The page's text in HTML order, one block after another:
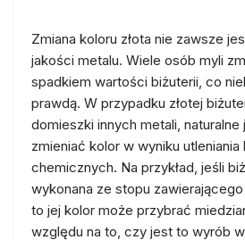
Zmiana koloru złota nie zawsze
jakości metalu. Wiele osób myli
spadkiem wartości biżuterii, co
prawdą. W przypadku złotej
domieszki innych metali,
zmieniać kolor w wyniku utleniania
chemicznych. Na przykład, jeśli
wykonana ze stopu
to jej kolor może przybrać
względu na to, czy jest to wyrób